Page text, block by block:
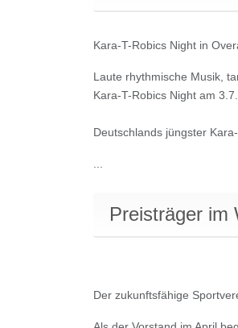
Kara-T-Robics Night in
Laute rhythmische Musik,
Kara-T-Robics Night am
Deutschlands jüngster
Preisträger im
Der zukunftsfähige